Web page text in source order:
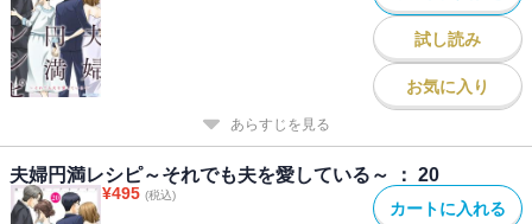
試し読み
お気に入り
あらすじを見る
夫婦円満レシピ～それでも夫を愛している～ ： 20
¥495 (税込)
カートに入れる